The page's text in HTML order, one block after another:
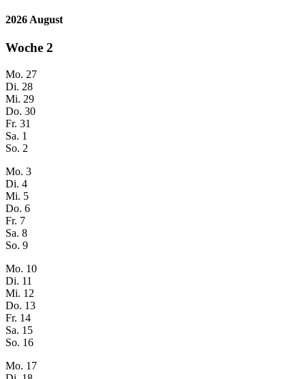
2026 August
Woche 2
Mo. 27
Di. 28
Mi. 29
Do. 30
Fr. 31
Sa. 1
So. 2
Mo. 3
Di. 4
Mi. 5
Do. 6
Fr. 7
Sa. 8
So. 9
Mo. 10
Di. 11
Mi. 12
Do. 13
Fr. 14
Sa. 15
So. 16
Mo. 17